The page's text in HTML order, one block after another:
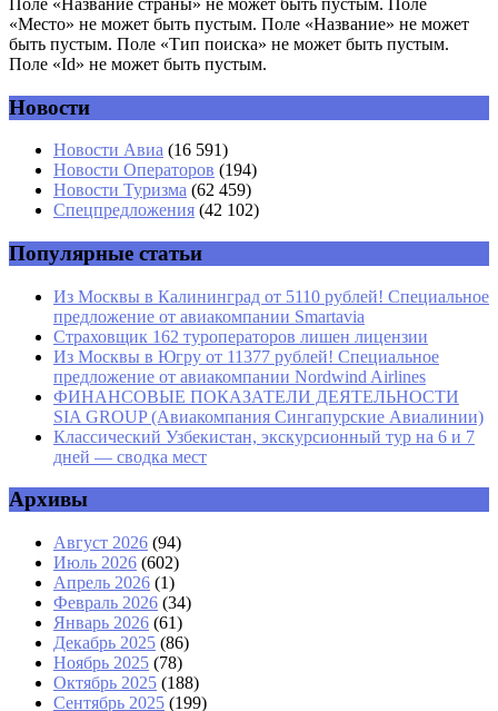
Имя *
Email*
«Место» не может быть пустым. Поле «Название» не может
быть пустым. Поле «Тип поиска» не может быть пустым.
Поле «Id» не может быть пустым.
Новости
Новости Авиа (16 591)
Новости Операторов (194)
Новости Туризма (62 459)
Спецпредложения (42 102)
Популярные статьи
Из Москвы в Калининград от 5110 рублей! Специальное
предложение от авиакомпании Smartavia
Страховщик 162 туроператоров лишен лицензии
Из Москвы в Югру от 11377 рублей! Специальное
предложение от авиакомпании Nordwind Airlines
ФИНАНСОВЫЕ ПОКАЗАТЕЛИ ДЕЯТЕЛЬНОСТИ
SIA GROUP (Авиакомпания Сингапурские Авиалинии)
Классический Узбекистан, экскурсионный тур на 6 и 7
дней — сводка мест
Архивы
Август 2026 (94)
Июль 2026 (602)
Апрель 2026 (1)
Февраль 2026 (34)
Январь 2026 (61)
Декабрь 2025 (86)
Ноябрь 2025 (78)
Октябрь 2025 (188)
Сентябрь 2025 (199)